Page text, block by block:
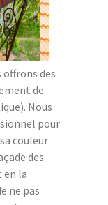
offrons des
de
Nous
pour
couleur
des
en la
ne pas